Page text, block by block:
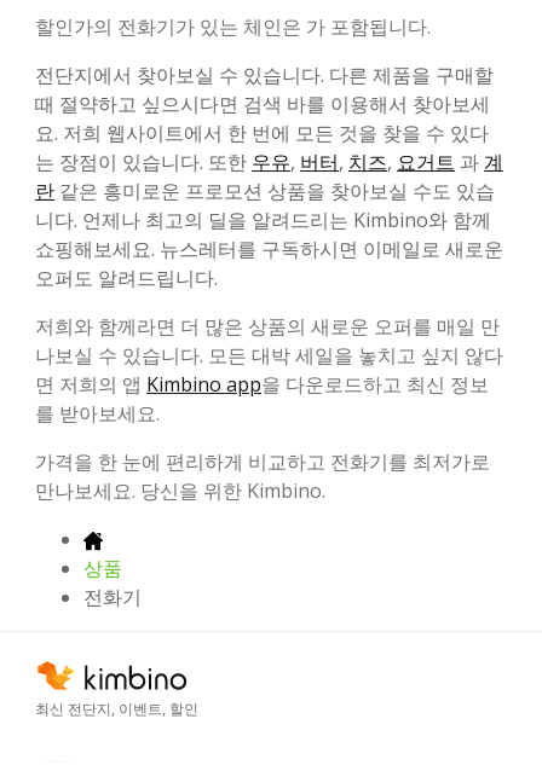
할인가의 전화기가 있는 체인은 가 포함됩니다.
전단지에서 찾아보실 수 있습니다. 다른 제품을 구매할
때 절약하고 싶으시다면 검색 바를 이용해서 찾아보세
요. 저희 웹사이트에서 한 번에 모든 것을 찾을 수 있다
는 장점이 있습니다. 또한 우유, 버터, 치즈, 요거트 과 계
란 같은 흥미로운 프로모션 상품을 찾아보실 수도 있습
니다. 언제나 최고의 딜을 알려드리는 Kimbino와 함께
쇼핑해보세요. 뉴스레터를 구독하시면 이메일로 새로운
오퍼도 알려드립니다.
저희와 함께라면 더 많은 상품의 새로운 오퍼를 매일 만
나보실 수 있습니다. 모든 대박 세일을 놓치고 싶지 않다
면 저희의 앱 Kimbino app을 다운로드하고 최신 정보
를 받아보세요.
가격을 한 눈에 편리하게 비교하고 전화기를 최저가로
만나보세요. 당신을 위한 Kimbino.
상품
전화기
최신 전단지, 이벤트, 할인